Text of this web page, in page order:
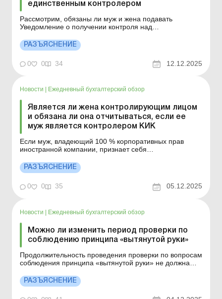
единственным контролером
Рассмотрим, обязаны ли муж и жена подавать
Уведомление о получении контроля над
владел 100 % корпоративных прав такой иностранной
компании и в 2025 году передал 50 % корпоративных
прав своей жене, при этом фактическое управление
деятельностью КИК осущес...
РАЗЪЯСНЕНИЕ
0 0 34 12.12.2025
Новости Ежедневный бухгалтерский обзор
Является ли жена контролирующим лицом
и обязана ли она отчитываться, если ее
муж является контролером КИК
Если муж, владеющий 100 % корпоративных прав
иностранной компании, признает себя
является контролирующим лицом для такой КИК и
соответственно у нее отсутствует обязанность по
подаче Уведомления о КИК и Отчета о КИК. Больше по
теме: Налогообложение КИК-диви...
РАЗЪЯСНЕНИЕ
0 0 35 05.12.2025
Новости | Ежедневный бухгалтерский обзор
Можно ли изменить период проверки по
соблюдению принципа «вытянутой руки»
Продолжительность проведения проверки по вопросам
соблюдения принципа «вытянутой руки» не должна
срок, не превышающий 12 месяцев, в случае
необходимости получения информации от
иностранных государственных органов, проведения
РАЗЪЯСНЕНИЕ